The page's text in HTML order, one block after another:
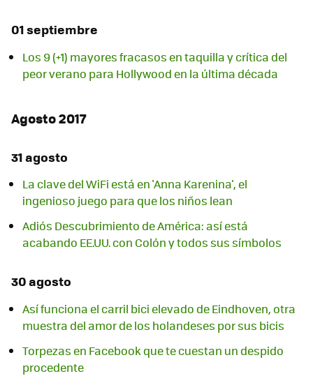
01 septiembre
Los 9 (+1) mayores fracasos en taquilla y crítica del
peor verano para Hollywood en la última década
Agosto 2017
31 agosto
La clave del WiFi está en 'Anna Karenina', el
ingenioso juego para que los niños lean
Adiós Descubrimiento de América: así está
acabando EE.UU. con Colón y todos sus símbolos
30 agosto
Así funciona el carril bici elevado de Eindhoven, otra
muestra del amor de los holandeses por sus bicis
Torpezas en Facebook que te cuestan un despido
procedente